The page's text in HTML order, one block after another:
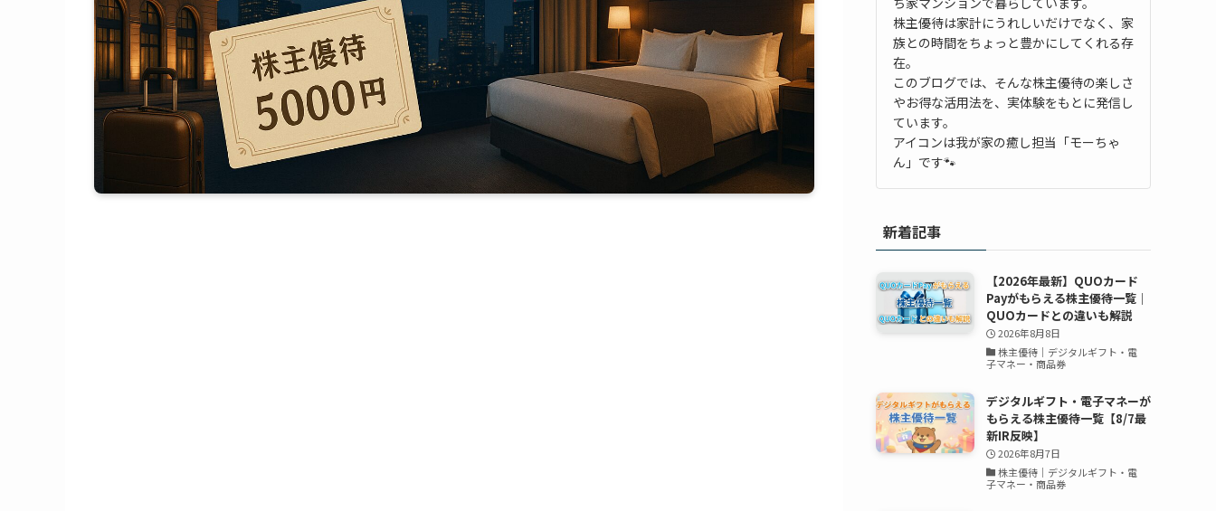
株主優待は家計にうれしいだけでなく、家
族との時間をちょっと豊かにしてくれる存
在。
このブログでは、そんな株主優待の楽しさ
やお得な活用法を、実体験をもとに発信し
ています。
アイコンは我が家の癒し担当「モーちゃ
ん」です🐾
新着記事
【2026年最新】QUOカード
Payがもらえる株主優待一覧｜
QUOカードとの違いも解説
2026年8月8日
株主優待｜デジタルギフト・電
子マネー・商品券
デジタルギフト・電子マネーが
もらえる株主優待一覧【8/7最
新IR反映】
2026年8月7日
株主優待｜デジタルギフト・電
子マネー・商品券